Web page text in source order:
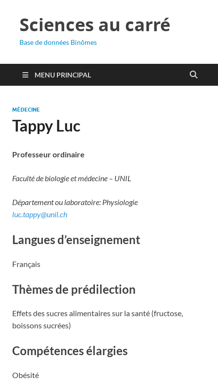
Sciences au carré
Base de données Binômes
MENU PRINCIPAL
MÉDECINE
Tappy Luc
Professeur ordinaire
Faculté de biologie et médecine – UNIL
Département ou laboratoire: Physiologie
luc.tappy@unil.ch
Langues d’enseignement
Français
Thèmes de prédilection
Effets des sucres alimentaires sur la santé (fructose,
boissons sucrées)
Compétences élargies
Obésité